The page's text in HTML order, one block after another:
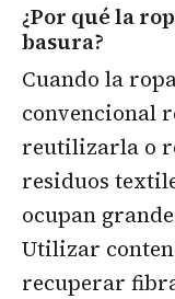
¿Por qué la
basura?
Cuando la
convencional
reutilizarla o
residuos
ocupan
Utilizar
recuperar